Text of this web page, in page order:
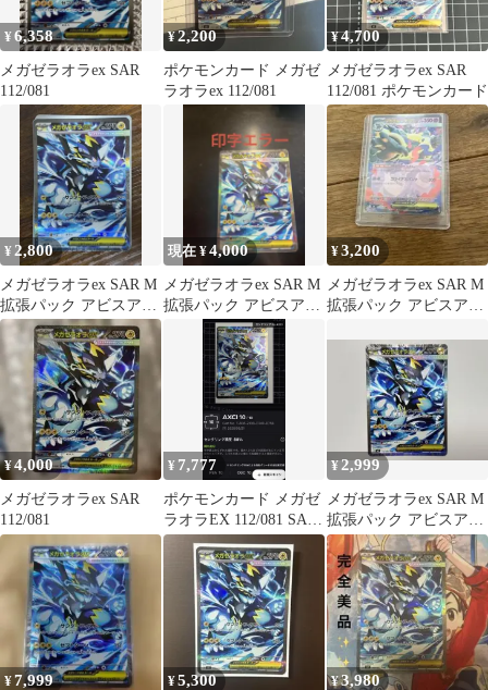
¥6,358
メガゼラオラex SAR
112/081
¥2,200
ポケモンカード メガゼ
ラオラex 112/081
¥4,700
メガゼラオラex SAR
112/081 ポケモンカード
¥2,800
メガゼラオラex SAR M
拡張パック アビスアイ
キラ 112/081
現在 ¥4,000
メガゼラオラex SAR M
拡張パック アビスアイ
キラ 112/081
¥3,200
メガゼラオラex SAR M
拡張パック アビスアイ
¥4,000
メガゼラオラex SAR
112/081
¥ 7,777
ポケモンカード メガゼ
ラオラEX 112/081 SAR
センタリング良好
¥2,999
メガゼラオラex SAR M
拡張パック アビスアイ
キラ 112/081
¥7,999 ¥5,300 ¥3,980